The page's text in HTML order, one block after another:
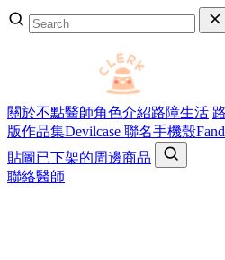
關於不點醫師角色介紹路障生活
版作品集Devilcase 聯名手機殼
貼圖 已下架的周邊商品
聯絡醫師